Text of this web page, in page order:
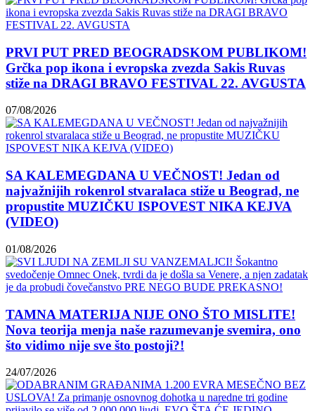
PRVI PUT PRED BEOGRADSKOM PUBLIKOM!
Grčka pop ikona i evropska zvezda Sakis Ruvas
stiže na DRAGI BRAVO FESTIVAL 22. AVGUSTA
07/08/2026
SA KALEMEGDANA U VEČNOST! Jedan od
najvažnijih rokenrol stvaralaca stiže u Beograd, ne
propustite MUZIČKU ISPOVEST NIKA KEJVA
(VIDEO)
01/08/2026
TAMNA MATERIJA NIJE ONO ŠTO MISLITE!
Nova teorija menja naše razumevanje svemira, ono
što vidimo nije sve što postoji?!
24/07/2026